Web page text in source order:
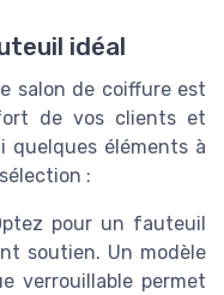
idéal
salon de coiffure est
de vos clients et
quelques éléments à
:
pour un fauteuil
soutien. Un modèle
verrouillable permet